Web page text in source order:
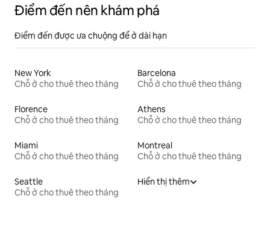
Điểm đến nên khám phá
Điểm đến được ưa chuộng để ở dài hạn
New York
Chỗ ở cho thuê theo tháng
Barcelona
Chỗ ở cho thuê theo tháng
Florence
Chỗ ở cho thuê theo tháng
Athens
Chỗ ở cho thuê theo tháng
Miami
Chỗ ở cho thuê theo tháng
Montreal
Chỗ ở cho thuê theo tháng
Seattle
Chỗ ở cho thuê theo tháng
Hiển thị thêm